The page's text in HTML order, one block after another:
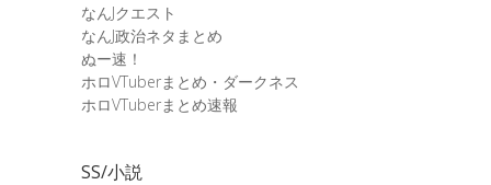
なんJクエスト
なんJ政治ネタまとめ
ぬー速！
ホロVTuberまとめ・ダークネス
ホロVTuberまとめ速報
SS/小説